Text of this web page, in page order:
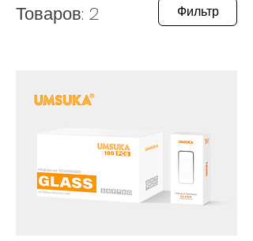
Товаров: 2 Фильтр